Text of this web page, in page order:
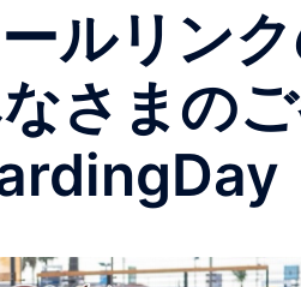
ルリン
さまの